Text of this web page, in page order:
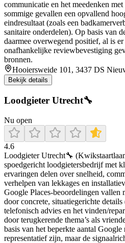
communicatie en het meedenken
sommige gevallen een opvallend
eindresultaat (zoals een
sanitaire onderdelen). Op basis van
daarmee overwegend positief, al is
onafhankelijke reviewbevestiging
bronnen.
Hooiersweide 101, 3437 DS
Bekijk details
Loodgieter Utrecht🔧
Nu open
4.6
Loodgieter Utrecht🔧
spoedgericht loodgietersbedrijf met
ervaringen delen over snelheid,
verhelpen van lekkages en
Google Places-beoordelingen vallen
door concrete, situatiegerichte
telefonisch advies en het vinden/
door terugkerende thema’s als
basis van het beperkte aantal
representatief zijn, maar de